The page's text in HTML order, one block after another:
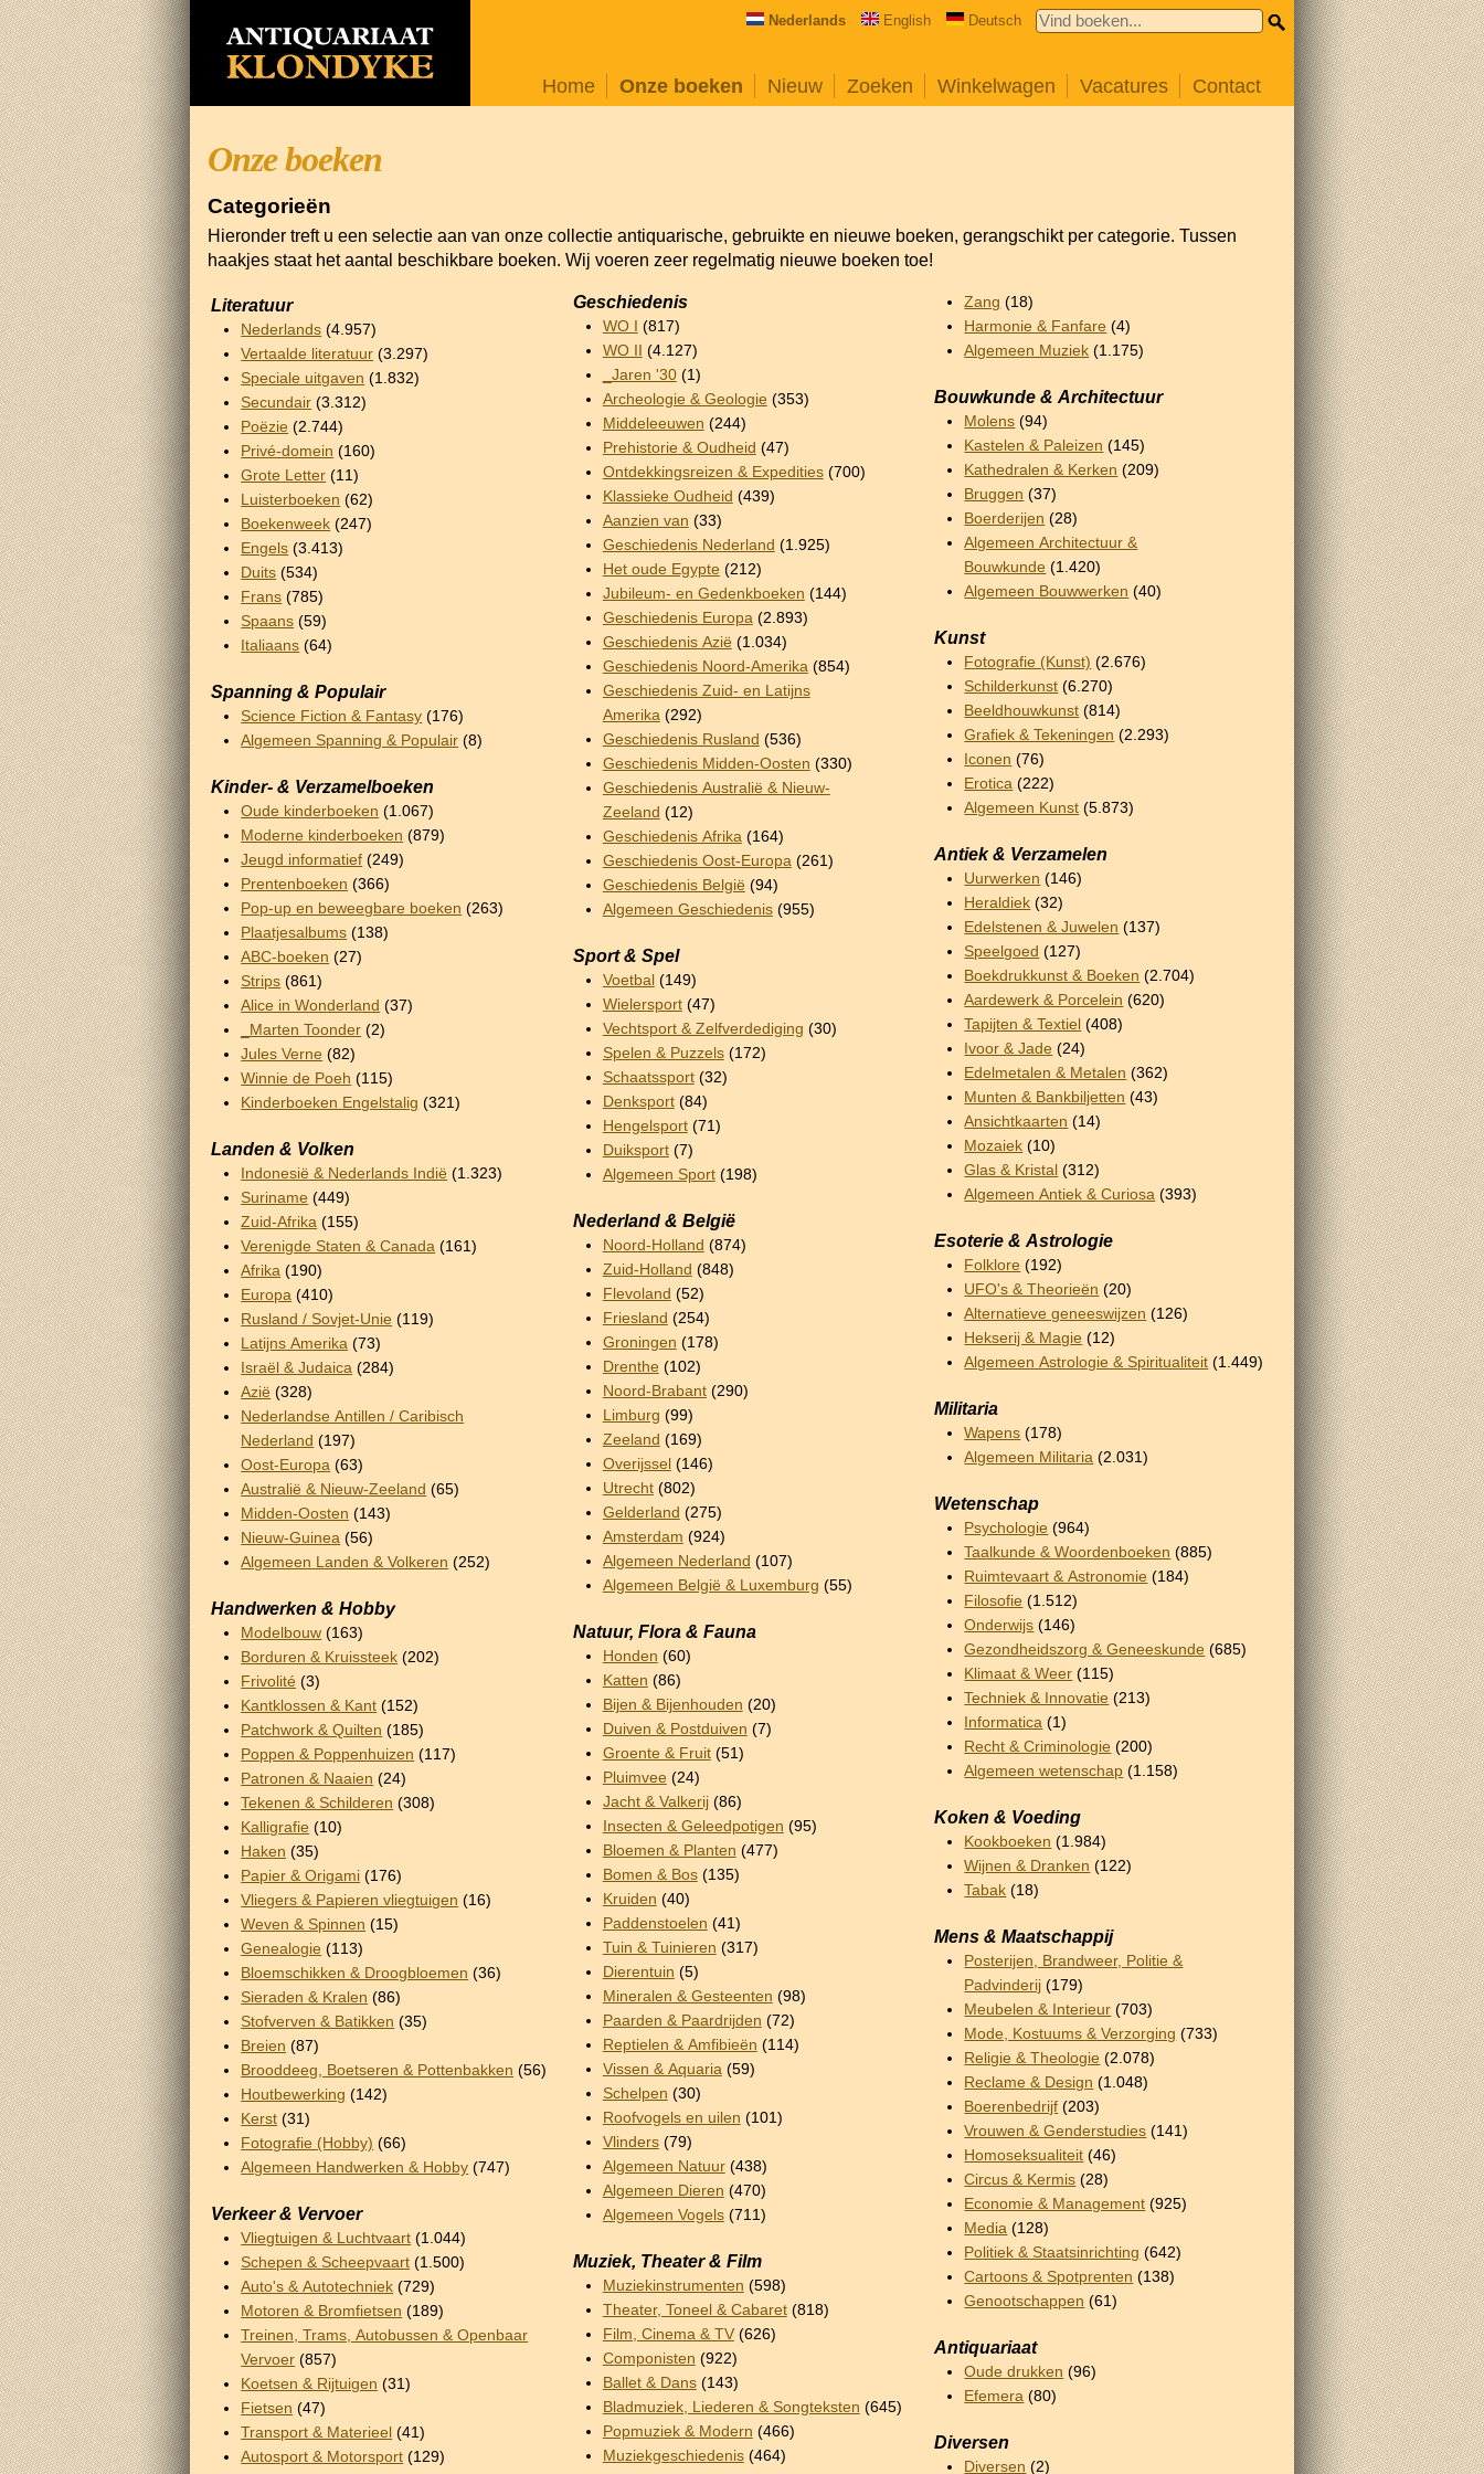
Nederlands English Deutsch
Home Onze boeken Nieuw Zoeken Winkelwagen Vacatures Contact
Onze boeken
Categorieën
Hieronder treft u een selectie aan van onze collectie antiquarische, gebruikte en nieuwe boeken, gerangschikt per categorie. Tussen
haakjes staat het aantal beschikbare boeken. Wij voeren zeer regelmatig nieuwe boeken toe!
Literatuur
Nederlands (4.957)
Vertaalde literatuur (3.297)
Speciale uitgaven (1.832)
Secundair (3.312)
Poëzie (2.744)
Privé-domein (160)
Grote Letter (11)
Luisterboeken (62)
Boekenweek (247)
Engels (3.413)
Duits (534)
Frans (785)
Spaans (59)
Italiaans (64)
Spanning & Populair
Science Fiction & Fantasy (176)
Algemeen Spanning & Populair (8)
Kinder- & Verzamelboeken
Oude kinderboeken (1.067)
Moderne kinderboeken (879)
Jeugd informatief (249)
Prentenboeken (366)
Pop-up en beweegbare boeken (263)
Plaatjesalbums (138)
ABC-boeken (27)
Strips (861)
Alice in Wonderland (37)
_Marten Toonder (2)
Jules Verne (82)
Winnie de Poeh (115)
Kinderboeken Engelstalig (321)
Landen & Volken
Indonesië & Nederlands Indië (1.323)
Suriname (449)
Zuid-Afrika (155)
Verenigde Staten & Canada (161)
Afrika (190)
Europa (410)
Rusland / Sovjet-Unie (119)
Latijns Amerika (73)
Israël & Judaica (284)
Azië (328)
Nederlandse Antillen / Caribisch
Nederland (197)
Oost-Europa (63)
Australië & Nieuw-Zeeland (65)
Midden-Oosten (143)
Nieuw-Guinea (56)
Algemeen Landen & Volkeren (252)
Handwerken & Hobby
Modelbouw (163)
Borduren & Kruissteek (202)
Frivolité (3)
Kantklossen & Kant (152)
Patchwork & Quilten (185)
Poppen & Poppenhuizen (117)
Patronen & Naaien (24)
Tekenen & Schilderen (308)
Kalligrafie (10)
Haken (35)
Papier & Origami (176)
Vliegers & Papieren vliegtuigen (16)
Weven & Spinnen (15)
Genealogie (113)
Bloemschikken & Droogbloemen (36)
Sieraden & Kralen (86)
Stofverven & Batikken (35)
Breien (87)
Brooddeeg, Boetseren & Pottenbakken (56)
Houtbewerking (142)
Kerst (31)
Fotografie (Hobby) (66)
Algemeen Handwerken & Hobby (747)
Verkeer & Vervoer
Vliegtuigen & Luchtvaart (1.044)
Schepen & Scheepvaart (1.500)
Auto's & Autotechniek (729)
Motoren & Bromfietsen (189)
Treinen, Trams, Autobussen & Openbaar
Vervoer (857)
Koetsen & Rijtuigen (31)
Fietsen (47)
Transport & Materieel (41)
Autosport & Motorsport (129)
Geschiedenis
WO I (817)
WO II (4.127)
_Jaren '30(1)
Archeologie & Geologie (353)
Middeleeuwen (244)
Prehistorie & Oudheid (47)
Ontdekkingsreizen & Expedities(700)
Klassieke Oudheid (439)
Aanzien van (33)
Geschiedenis Nederland (1.925)
Het oude Egypte (212)
Jubileum- en Gedenkboeken (144)
Geschiedenis Europa (2.893)
Geschiedenis Azië (1.034)
Geschiedenis Noord-Amerika (854)
Geschiedenis Zuid- en Latijns
Amerika (292)
Geschiedenis Rusland (536)
Geschiedenis Midden-Oosten (330)
Geschiedenis Australië & Nieuw-
Zeeland (12)
Geschiedenis Afrika (164)
Geschiedenis Oost-Europa (261)
Geschiedenis België (94)
Algemeen Geschiedenis(955)
Sport & Spel
Voetbal(149)
Wielersport(47)
Vechtsport & Zelfverdediging (30)
Spelen & Puzzels(172)
Schaatssport(32)
Denksport(84)
Hengelsport(71)
Duiksport(7)
Algemeen Sport(198)
Nederland & België
Noord-Holland (874)
Zuid-Holland (848)
Flevoland (52)
Friesland (254)
Groningen (178)
Drenthe (102)
Noord-Brabant(290)
Limburg (99)
Zeeland (169)
Overijssel(146)
Utrecht(802)
Gelderland (275)
Amsterdam (924)
Algemeen Nederland (107)
Algemeen België & Luxemburg (55)
Natuur, Flora & Fauna
Honden (60)
Katten (86)
Bijen & Bijenhouden (20)
Duiven & Postduiven (7)
Groente & Fruit(51)
Pluimvee (24)
Jacht & Valkerij(86)
Insecten & Geleedpotigen (95)
Bloemen & Planten (477)
Bomen & Bos(135)
Kruiden (40)
Paddenstoelen (41)
Tuin & Tuinieren (317)
Dierentuin (5)
Mineralen & Gesteenten (98)
Paarden & Paardrijden (72)
Reptielen & Amfibieën (114)
Vissen & Aquaria (59)
Schelpen (30)
Roofvogels en uilen (101)
Vlinders(79)
Algemeen Natuur(438)
Algemeen Dieren (470)
Algemeen Vogels(711)
Muziek, Theater & Film
Muziekinstrumenten (598)
Theater, Toneel & Cabaret(818)
Film, Cinema & TV(626)
Componisten (922)
Ballet & Dans(143)
Bladmuziek, Liederen & Songteksten (645)
Popmuziek & Modern (466)
Muziekgeschiedenis(464)
Zang (18)
Harmonie & Fanfare (4)
Algemeen Muziek (1.175)
Bouwkunde & Architectuur
Molens (94)
Kastelen & Paleizen (145)
Kathedralen & Kerken (209)
Bruggen (37)
Boerderijen (28)
Algemeen Architectuur &
Bouwkunde (1.420)
Algemeen Bouwwerken (40)
Kunst
Fotografie (Kunst) (2.676)
Schilderkunst (6.270)
Beeldhouwkunst (814)
Grafiek & Tekeningen (2.293)
Iconen (76)
Erotica (222)
Algemeen Kunst (5.873)
Antiek & Verzamelen
Uurwerken (146)
Heraldiek (32)
Edelstenen & Juwelen (137)
Speelgoed (127)
Boekdrukkunst & Boeken (2.704)
Aardewerk & Porcelein (620)
Tapijten & Textiel (408)
Ivoor & Jade (24)
Edelmetalen & Metalen (362)
Munten & Bankbiljetten (43)
Ansichtkaarten (14)
Mozaiek (10)
Glas & Kristal (312)
Algemeen Antiek & Curiosa (393)
Esoterie & Astrologie
Folklore (192)
UFO's & Theorieën (20)
Alternatieve geneeswijzen (126)
Hekserij & Magie (12)
Algemeen Astrologie & Spiritualiteit (1.449)
Militaria
Wapens (178)
Algemeen Militaria (2.031)
Wetenschap
Psychologie (964)
Taalkunde & Woordenboeken (885)
Ruimtevaart & Astronomie (184)
Filosofie (1.512)
Onderwijs (146)
Gezondheidszorg & Geneeskunde (685)
Klimaat & Weer (115)
Techniek & Innovatie (213)
Informatica (1)
Recht & Criminologie (200)
Algemeen wetenschap (1.158)
Koken & Voeding
Kookboeken (1.984)
Wijnen & Dranken (122)
Tabak (18)
Mens & Maatschappij
Posterijen, Brandweer, Politie &
Padvinderij (179)
Meubelen & Interieur (703)
Mode, Kostuums & Verzorging (733)
Religie & Theologie (2.078)
Reclame & Design (1.048)
Boerenbedrijf (203)
Vrouwen & Genderstudies (141)
Homoseksualiteit (46)
Circus & Kermis (28)
Economie & Management (925)
Media (128)
Politiek & Staatsinrichting (642)
Cartoons & Spotprenten (138)
Genootschappen (61)
Antiquariaat
Oude drukken (96)
Efemera (80)
Diversen
Diversen (2)